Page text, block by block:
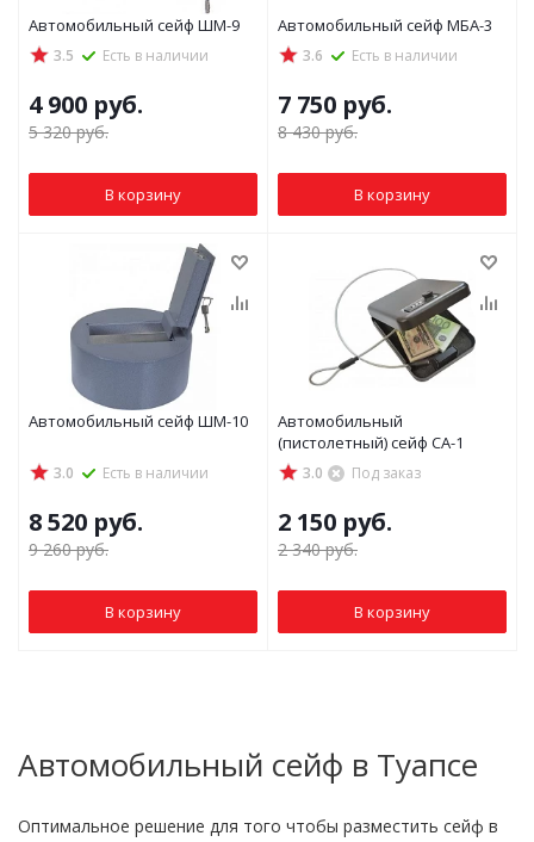
Автомобильный сейф ШМ-9
3.5 Есть в наличии
4 900 руб.
5 320руб.
В корзину
Автомобильный сейф МБА-3
3.6 Есть в наличии
7 750 руб.
8 430руб.
В корзину
Автомобильный сейф ШМ-10
3.0 Есть в наличии
8 520 руб.
9 260руб.
В корзину
Автомобильный
(пистолетный) сейф СА-1
3.0 Под заказ
2 150 руб.
2 340руб.
В корзину
Автомобильный сейф в Туапсе
Оптимальное решение для того чтобы разместить сейф в